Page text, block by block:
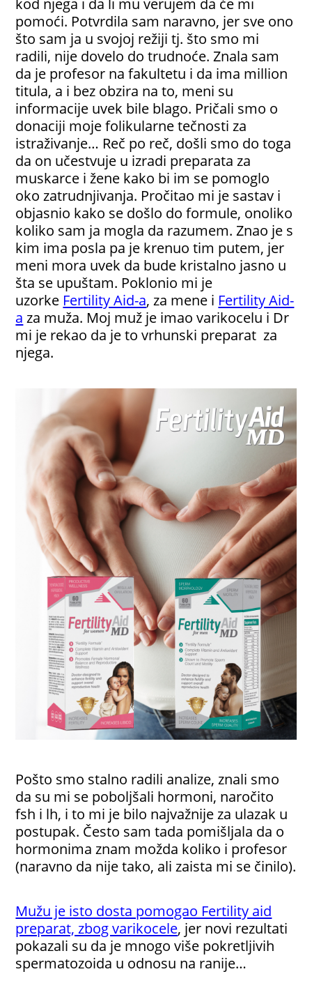
pomoći. Potvrdila sam naravno, jer sve ono
što sam ja u svojoj režiji tj. što smo mi
radili, nije dovelo do trudnoće. Znala sam
da je profesor na fakultetu i da ima million
titula, a i bez obzira na to, meni su
informacije uvek bile blago. Pričali smo o
donaciji moje folikularne tečnosti za
istraživanje… Reč po reč, došli smo do toga
da on učestvuje u izradi preparata za
muskarce i žene kako bi im se pomoglo
oko zatrudnjivanja. Pročitao mi je sastav i
objasnio kako se došlo do formule, onoliko
koliko sam ja mogla da razumem. Znao je s
kim ima posla pa je krenuo tim putem, jer
meni mora uvek da bude kristalno jasno u
šta se upuštam. Poklonio mi je
uzorke Fertility Aid-a, za mene i Fertility Aid-
a za muža. Moj muž je imao varikocelu i Dr
mi je rekao da je to vrhunski preparat za
njega.
Pošto smo stalno radili analize, znali smo
da su mi se poboljšali hormoni, naročito
fsh i lh, i to mi je bilo najvažnije za ulazak u
postupak. Često sam tada pomišljala da o
hormonima znam možda koliko i profesor
(naravno da nije tako, ali zaista mi se činilo).
Mužu je isto dosta pomogao Fertility aid
preparat, zbog varikocele, jer novi rezultati
pokazali su da je mnogo više pokretljivih
spermatozoida u odnosu na ranije…